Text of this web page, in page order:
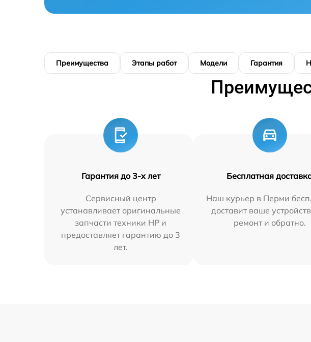
Преимущества Этапы работ Модели Гарантия
Гарантия до 3-х лет
Сервисный центр
устанавливает оригинальные
запчасти техники HP и
предоставляет гарантию до 3
лет.
Бесплатная
Наш курьер в Перми
доставит ваше
ремонт и обратно.